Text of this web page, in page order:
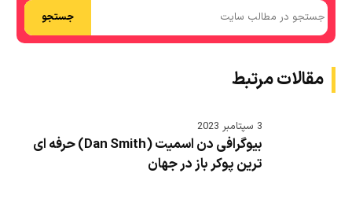
جستجو
مقالات مرتبط
3 سپتامبر 2023
بیوگرافی دن اسمیت (Dan Smith) حرفه ای
ترین پوکر باز در جهان